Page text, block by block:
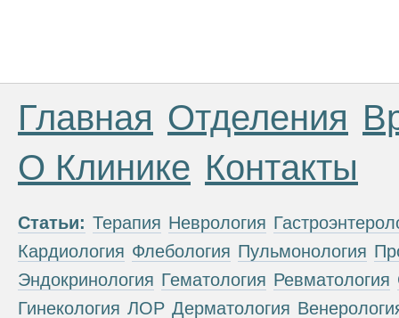
Главная Отделения
О Клинике Контакты
Статьи: Терапия Неврология
Кардиология Флебология Пульмонология
Эндокринология Гематология Ревматология
Гинекология ЛОР Дерматология